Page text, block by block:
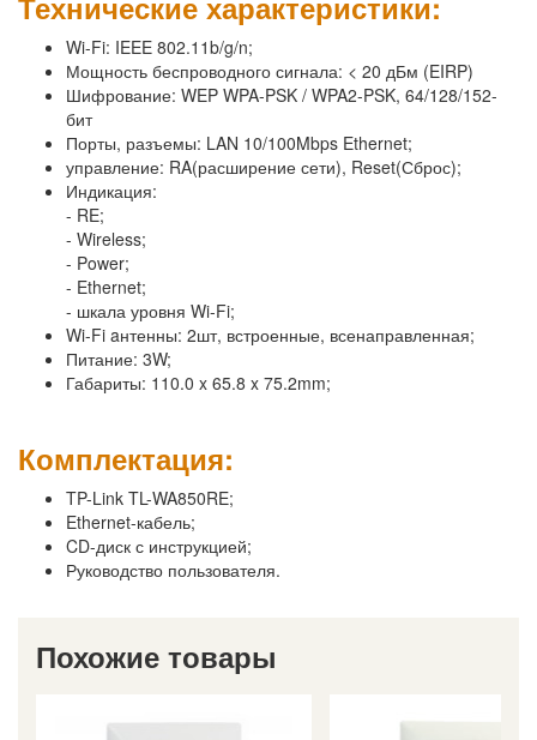
Wi-Fi: IEEE 802.11b/g/n;
Мощность беспроводного сигнала: < 20 дБм (EIRP)
Шифрование: WEP WPA-PSK / WPA2-PSK, 64/128/152-
бит
Порты, разъемы: LAN 10/100Mbps Ethernet;
управление: RA(расширение сети), Reset(Сброс);
Индикация:
- RE;
- Wireless;
- Power;
- Ethernet;
- шкала уровня Wi-Fi;
Wi-Fi aнтенны: 2шт, встроенные, всенаправленная;
Питание: 3W;
Габариты: 110.0 x 65.8 x 75.2mm;
Комплектация:
TP-Link TL-WA850RE;
Ethernet-кабель;
CD-диск с инструкцией;
Руководство пользователя.
Похожие товары